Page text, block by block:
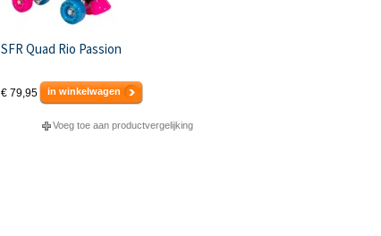
SFR Quad Rio Passion
€ 79,95 in winkelwagen
Voeg toe aan productvergelijking